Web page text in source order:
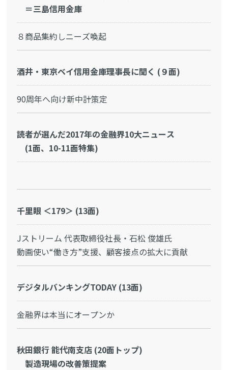
＝三島信用金庫
８商品集約しニーズ喚起
酒井・東京ベイ信用金庫理事長に聞く (９面)
90周年へ向け新中計策定
読者が選んだ2017年の金融界10大ニュース
(1面、10-11面特集)
千里眼 ＜179＞ (13面)
Jストリーム 代表取締役社長・石松 俊雄氏
動画使い“働き方”支援、顧客接点の拡大に貢献
デジタルバンキングTODAY (13面)
金融界は本当にオープンか
秋田銀行 能代南支店 (20面トップ)
製造現場の改善策提案